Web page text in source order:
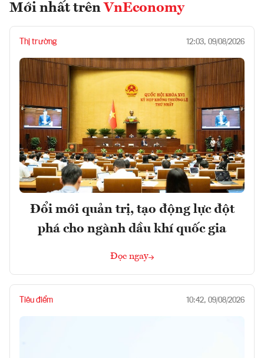
Mới nhất trên VnEconomy
Thị trường 12:03, 09/08/2026
Đổi mới quản trị, tạo động lực đột
phá cho ngành dầu khí quốc gia
Đọc ngay
Tiêu điểm 10:42, 09/08/2026